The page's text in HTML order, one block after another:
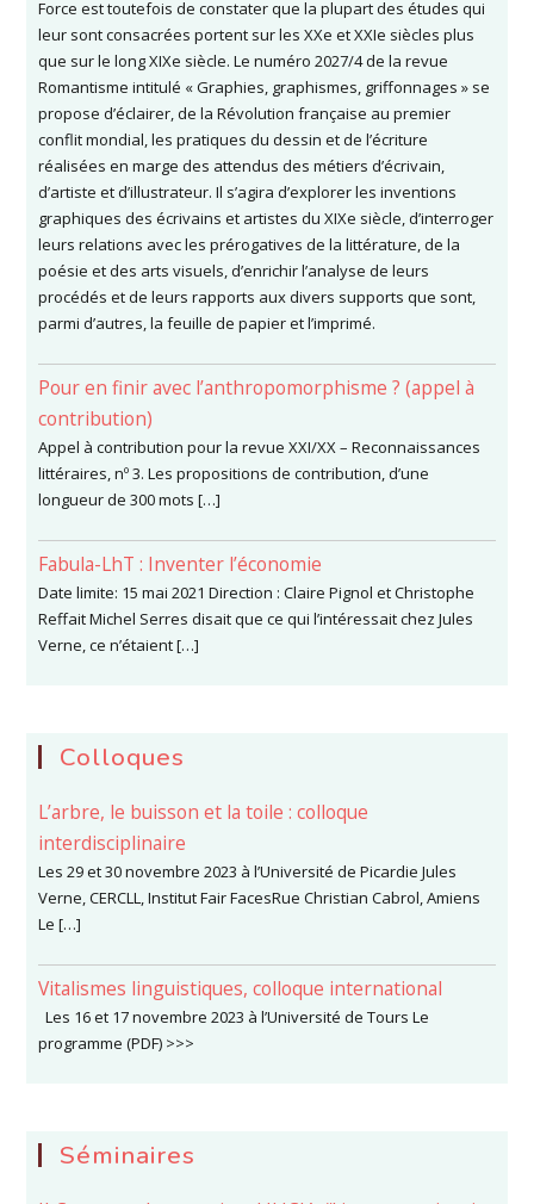
Force est toutefois de constater que la plupart des études qui
leur sont consacrées portent sur les XXe et XXIe siècles plus
que sur le long XIXe siècle. Le numéro 2027/4 de la revue
Romantisme intitulé « Graphies, graphismes, griffonnages » se
propose d’éclairer, de la Révolution française au premier
conflit mondial, les pratiques du dessin et de l’écriture
réalisées en marge des attendus des métiers d’écrivain,
d’artiste et d’illustrateur. Il s’agira d’explorer les inventions
graphiques des écrivains et artistes du XIXe siècle, d’interroger
leurs relations avec les prérogatives de la littérature, de la
poésie et des arts visuels, d’enrichir l’analyse de leurs
procédés et de leurs rapports aux divers supports que sont,
parmi d’autres, la feuille de papier et l’imprimé.
Pour en finir avec l’anthropomorphisme ? (appel à
contribution)
Appel à contribution pour la revue XXI/XX – Reconnaissances
littéraires, nº 3. Les propositions de contribution, d’une
longueur de 300 mots […]
Fabula-LhT : Inventer l’économie
Date limite: 15 mai 2021 Direction : Claire Pignol et Christophe
Reffait Michel Serres disait que ce qui l’intéressait chez Jules
Verne, ce n’étaient […]
Colloques
L’arbre, le buisson et la toile : colloque
interdisciplinaire
Les 29 et 30 novembre 2023 à l’Université de Picardie Jules
Verne, CERCLL, Institut Fair FacesRue Christian Cabrol, Amiens
Le […]
Vitalismes linguistiques, colloque international
Les 16 et 17 novembre 2023 à l’Université de Tours Le
programme (PDF) >>>
Séminaires